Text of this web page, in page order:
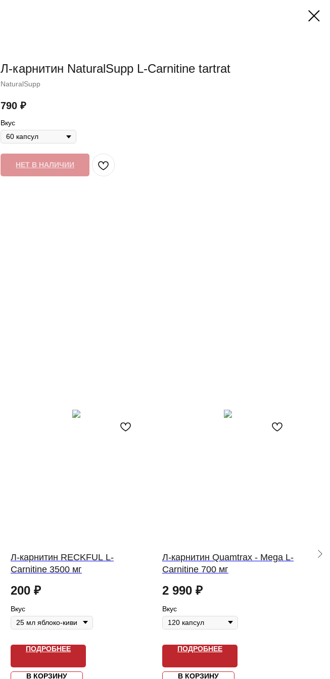
Л-карнитин NaturalSupp L-Carnitine tartrat
NaturalSupp
790 ₽
Вкус
НЕТ В НАЛИЧИИ
Л-карнитин RECKFUL L-
Carnitine 3500 мг
200 ₽
Вкус
ПОДРОБНЕЕ
В КОРЗИНУ
Л-карнитин Quamtrax - Mega L-
Carnitine 700 мг
2 990 ₽
Вкус
ПОДРОБНЕЕ
В КОРЗИНУ
Л-